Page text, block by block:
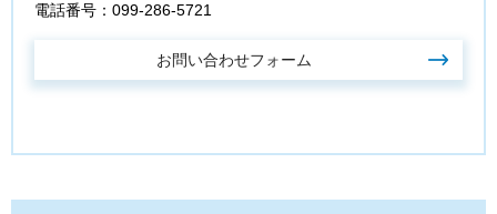
電話番号：099-286-5721